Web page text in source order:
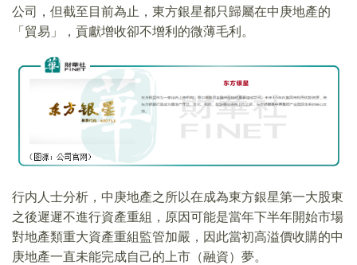
公司，但截至目前為止，東方銀星都只歸屬在中庚地產的
「貿易」，貢獻增收卻不增利的微薄毛利。
行内人士分析，中庚地產之所以在成為東方銀星第一大股東
之後遲遲不進行資產重組，原因可能是當年下半年開始市場
對地產類重大資產重組監管加嚴，因此當初高溢價收購的中
庚地產一直未能完成自己的上市（融資）夢。